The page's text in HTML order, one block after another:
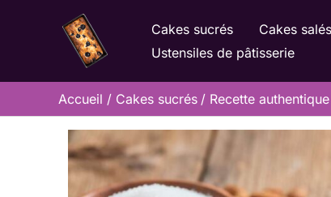
Cakes sucrés Cakes salés
Ustensiles de pâtisserie
Accueil Cakes sucrés Recette